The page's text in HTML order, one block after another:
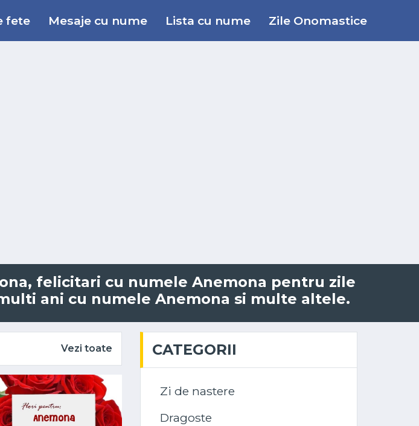
fete Mesaje cu nume Lista cu nume Zile Onomastice
felicitari cu numele Anemona pentru zile
ani cu numele Anemona si multe altele.
Vezi toate CATEGORII
Zi de nastere
Dragoste